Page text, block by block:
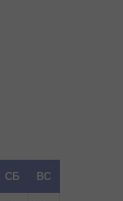
СБ ВС